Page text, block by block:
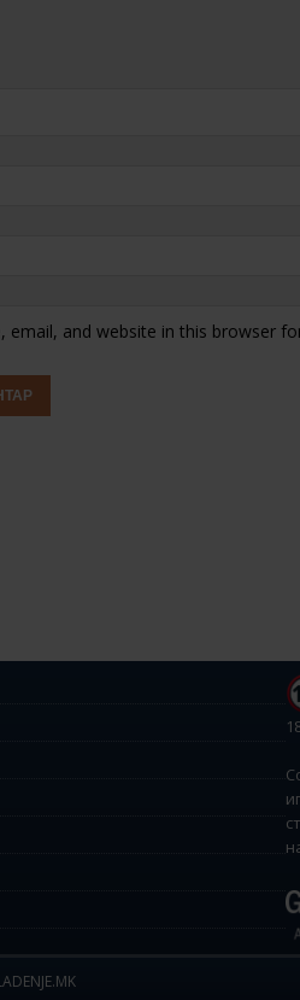
email, and website in this browser